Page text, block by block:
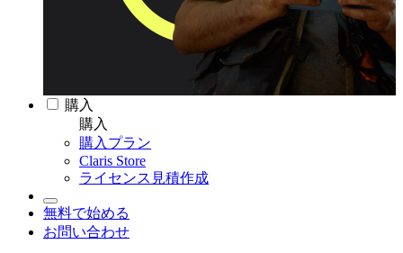
購入
購入
購入プラン
Claris Store
ライセンス見積作成
無料で始める
お問い合わせ